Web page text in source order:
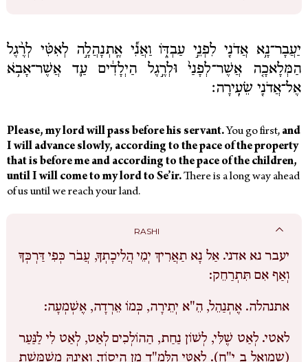
יַעֲבָר־נָ֥א אֲדֹנִ֖י לִפְנֵ֣י עַבְדּ֑וֹ וַאֲנִ֞י אֶֽתְנָהֲלָ֣ה לְאִטִּ֗י לְרֶ֨גֶל
הַמְּלָאכָ֤ה אֲשֶׁר־לְפָנַי֙ וּלְרֶ֣גֶל הַיְלָדִ֔ים עַ֛ד אֲשֶׁר־אָבֹ֥א
אֶל־אֲדֹנִ֖י שֵׂעִֽירָה׃
Please, my lord will pass before his servant. You go first, and
I will advance slowly, according to the pace of the property
that is before me and according to the pace of the children,
until I will come to my lord to Se’ir.There is a long way ahead
of us until we reach your land.
RASHI
יעבר נא אדני. אַל נָא תַאֲרִיךְ יְמֵי הֲלִיכָתְךָ, עֲבֹר כְּפִי דַּרְכְּךָ
וְאַף אִם תִּתְרַחֵק:
אתנהלה. אֶתְנַהֵל, הֵ"א יְתֵירָה, כְּמוֹ אֵרְדָה, אֶשְׁמְעָה:
לאטי. לְאַט שֶׁלִּי, לְשׁוֹן נַחַת, הַהוֹלְכִים לְאַט, לְאַט לִי לַנַּעַר
(שמואל ב י"ח). לְאִטִּי הַלָּמֶ"ד מִן הַיְסוֹד, וְאֵינָהּ מְשַׁמֶּשֶׁת